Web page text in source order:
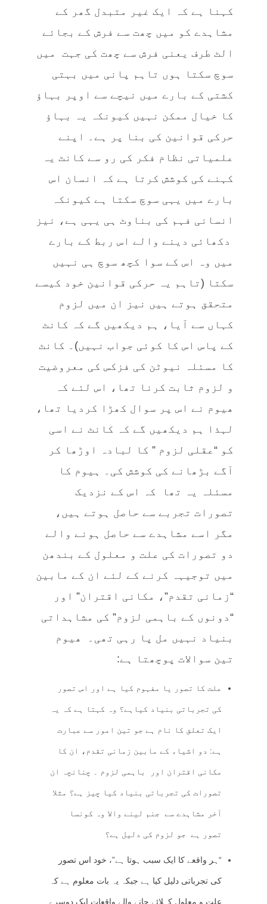
کہنا ہے کہ ایک غیر متبدل گھر کے
مشاہدے کو میں چھت سے فرش کے بجائے
الٹ طرف یعنی فرش سے چھت کی جہت میں
سوچ سکتا ہوں تاہم پانی میں بہتی
کشتی کے بارے میں نیچے سے اوپر بہاؤ
کا خیال ممکن نہیں کیونکہ یہ بہاؤ
حرکی قوانین کی بنا پر ہے۔ اپنے
علمیاتی نظام فکر کی رو سے کانٹ یہ
کہنے کی کوشش کرتا ہے کہ انسان اس
بارے میں یہی سوچ سکتا ہے کیونکہ
انسانی فہم کی بناوٹ ہی یہی ہے، نیز
دکھائی دینے والے اس ربط کے بارے
میں وہ اس کے سوا کچھ سوچ ہی نہیں
سکتا (تاہم یہ حرکی قوانین خود کیسے
متحقق ہوتے ہیں نیز ان میں لزوم
کہاں سے آیا، ہم دیکھیں گے کہ کانٹ
کے پاس اس کا کوئی جواب نہیں)۔ کانٹ
کا مسئلہ نیوٹن کی فزکس کی معروضیت
و لزوم ثابت کرنا تھا، اس لئے کہ
ھیوم نے اس پر سوال کھڑا کردیا تھا،
لہذا ہم دیکھیں گے کہ کانٹ نے اسی
کو “عقلی لزوم ” کا لبادہ اوڑھا کر
آگے بڑھانے کی کوشش کی۔ ہیوم کا
مسئلہ یہ تھا کہ اس کے نزدیک
تصورات تجربے سے حاصل ہوتے ہیں،
مگر اسے مشاہدے سے حاصل ہونے والے
دو تصورات کی علت و معلول کے بندھن
میں توجیہہ کرنے کے لئے ان کے مابین
“زمانی تقدم”، مکانی اقتران” اور
“دونوں کے باہمی لزوم” کی مشاہداتی
بنیاد نہیں مل پا رہی تھی۔ ھیوم
تین سوالات پوچھتا ہے:
علت کا تصور یا مفہوم کیا ہے اور اس تصور
کی تجرباتی بنیاد کیاہے؟ وہ کہتا ہے کہ یہ
ایک تعلق کا نام ہے جو تین امور سے عبارت
ہے: دو اشیاء کے مابین زمانی تقدم، ان کا
مکانی اقتران اور باہمی لزوم ۔ چنانچہ ان
تصورات کی تجرباتی بنیاد کیا چیز ہے؟ مثلا
آخر مشاہدے سے جنم لینے والا وہ کونسا
تصور ہے جو لزوم کی دلیل ہے؟
“ہر واقعے کا ایک سبب ہوتا ہے”، خود اس تصور
کی تجرباتی دلیل کیا ہے جبکہ یہ بات معلوم ہے کہ
علت و معلول کہلائے جانے والے واقعات ایک دوسرے